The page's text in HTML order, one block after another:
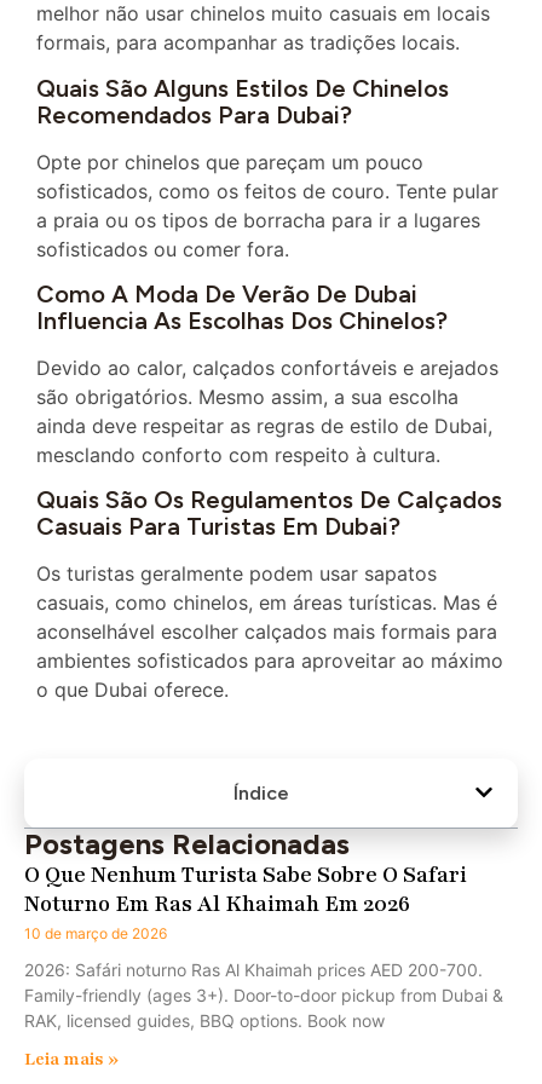
melhor não usar chinelos muito casuais em locais
formais, para acompanhar as tradições locais.
Quais São Alguns Estilos De Chinelos
Recomendados Para Dubai?
Opte por chinelos que pareçam um pouco
sofisticados, como os feitos de couro. Tente pular
a praia ou os tipos de borracha para ir a lugares
sofisticados ou comer fora.
Como A Moda De Verão De Dubai
Influencia As Escolhas Dos Chinelos?
Devido ao calor, calçados confortáveis ​​e arejados
são obrigatórios. Mesmo assim, a sua escolha
ainda deve respeitar as regras de estilo de Dubai,
mesclando conforto com respeito à cultura.
Quais São Os Regulamentos De Calçados
Casuais Para Turistas Em Dubai?
Os turistas geralmente podem usar sapatos
casuais, como chinelos, em áreas turísticas. Mas é
aconselhável escolher calçados mais formais para
ambientes sofisticados para aproveitar ao máximo
o que Dubai oferece.
Índice
Postagens Relacionadas
O Que Nenhum Turista Sabe Sobre O Safari
Noturno Em Ras Al Khaimah Em 2026
10 de março de 2026
2026: Safári noturno Ras Al Khaimah prices AED 200-700.
Family-friendly (ages 3+). Door-to-door pickup from Dubai &
RAK, licensed guides, BBQ options. Book now
Leia mais »